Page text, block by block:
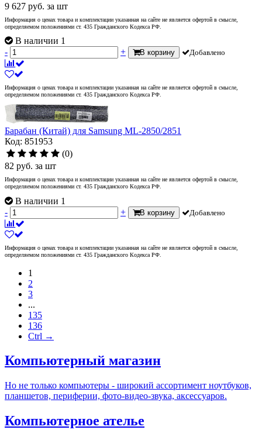
9 627 руб. за шт
Информация о ценах товара и комплектации указанная на сайте не является офертой в смысле,
определяемом положениями ст. 435 Гражданского Кодекса РФ.
В наличии 1
-
+ В корзину Добавлено
Информация о ценах товара и комплектации указанная на сайте не является офертой в смысле,
определяемом положениями ст. 435 Гражданского Кодекса РФ.
Барабан (Китай) для Samsung ML-2850/2851
Код: 851953
(0)
82 руб. за шт
Информация о ценах товара и комплектации указанная на сайте не является офертой в смысле,
определяемом положениями ст. 435 Гражданского Кодекса РФ.
В наличии 1
-
+ В корзину Добавлено
Информация о ценах товара и комплектации указанная на сайте не является офертой в смысле,
определяемом положениями ст. 435 Гражданского Кодекса РФ.
1
2
3
...
135
136
Ctrl →
Компьютерный магазин
Но не только компьютеры - широкий ассортимент ноутбуков,
планшетов, периферии, фото-видео-звука, аксессуаров.
Компьютерное ателье